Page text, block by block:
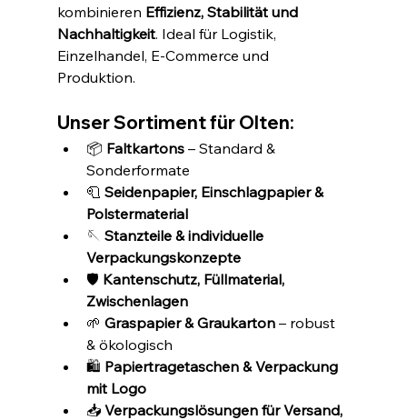
kombinieren Effizienz, Stabilität und
Nachhaltigkeit. Ideal für Logistik,
Einzelhandel, E-Commerce und
Produktion.
Unser Sortiment für Olten:
📦 Faltkartons – Standard &
Sonderformate
🧻 Seidenpapier, Einschlagpapier &
Polstermaterial
🪡 Stanzteile & individuelle
Verpackungskonzepte
🛡️ Kantenschutz, Füllmaterial,
Zwischenlagen
🌱 Graspapier & Graukarton – robust
& ökologisch
🛍️ Papiertragetaschen & Verpackung
mit Logo
📥 Verpackungslösungen für Versand,